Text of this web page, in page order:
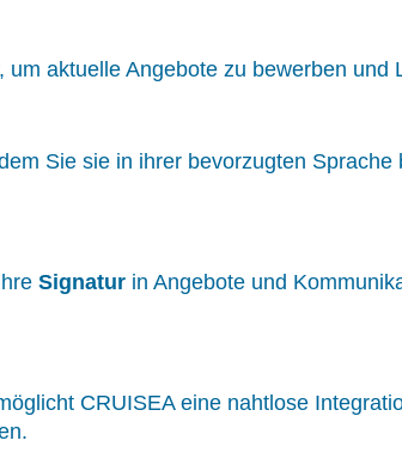
aktuelle Angebote zu bewerben und
Sie sie in ihrer bevorzugten
Signatur in Angebote und
CRUISEA eine nahtlose